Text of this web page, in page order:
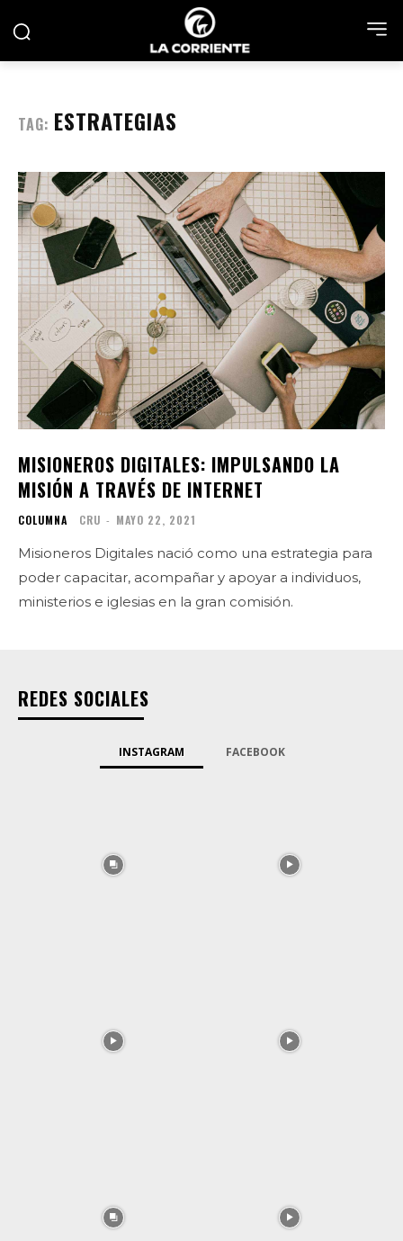
TAG: ESTRATEGIAS
MISIONEROS DIGITALES: IMPULSANDO LA
MISIÓN A TRAVÉS DE INTERNET
COLUMNA CRU - MAYO 22, 2021
Misioneros Digitales nació como una estrategia para
poder capacitar, acompañar y apoyar a individuos,
ministerios e iglesias en la gran comisión.
REDES SOCIALES
INSTAGRAM FACEBOOK